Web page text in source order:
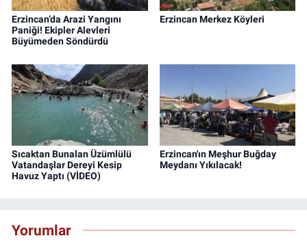
Erzincan’da Arazi Yangını
Paniği! Ekipler Alevleri
Büyümeden Söndürdü
Erzincan Merkez Köyleri
Sıcaktan Bunalan Üzümlülü
Vatandaşlar Dereyi Kesip
Havuz Yaptı (VİDEO)
Erzincan'ın Meşhur Buğday
Meydanı Yıkılacak!
Yorumlar